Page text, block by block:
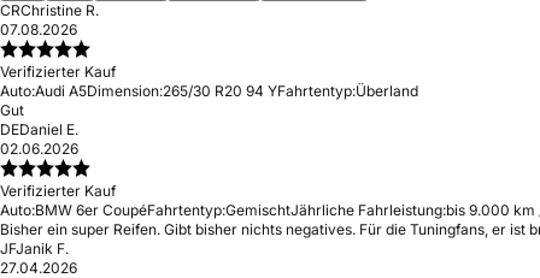
CRChristine R.
07.08.2026
Verifizierter Kauf
Auto:Audi A5Dimension:265/30 R20 94 YFahrtentyp:Überland
Gut
DEDaniel E.
02.06.2026
Verifizierter Kauf
Auto:BMW 6er CoupéFahrtentyp:GemischtJährliche Fahrleistung:bis 9.000 km
Bisher ein super Reifen. Gibt bisher nichts negatives. Für die Tuningfans, er
JFJanik F.
27.04.2026